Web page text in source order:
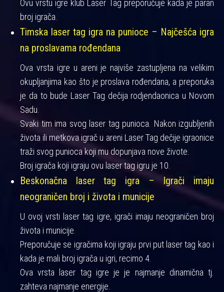
Ovu vrstu igre klub Laser Tag preporučuje kada je paran
broj igrača.
Timska laser tag igra na punioce – Najčešća igra
na proslavama rođendana
Ova vrsta igre u areni je najviše zastupljena na velikim
okupljanjima kao što je proslava rođendana, a preporuka
je da to bude Laser Tag dečija rodjendaonica u Novom
Sadu.
Svaki tim ima svog laser tag punioca. Nakon izgubljenih
života ili metkova igrač u areni Laser Tag dečije igraonice
traži svog punioca koji mu dopunjava nove živote.
Broj igrača koji igraju ovu laser tag igru je 10.
Beskonačna laser tag igra – Igrači imaju
neograničen broj i života i municije
U ovoj vrsti laser tag igre, igrači imaju neograničen broj
života i municije.
Preporučuje se igračima koji igraju prvi put laser tag kao i
kada je mali broj igrača u igri, recimo 4.
Ova vrsta laser tag igre je je najmanje dinamična tj.
zahteva najmanje energije.